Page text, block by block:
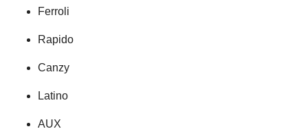
Ferroli
Rapido
Canzy
Latino
AUX